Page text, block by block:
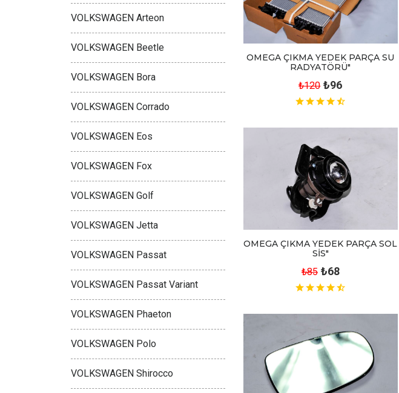
OMEGA ÇIKMA YEDEK PARÇA SU
RADYATÖRÜ"
₺120 ₺96
OMEGA ÇIKMA YEDEK PARÇA SOL
SİS"
₺85 ₺68
VOLKSWAGEN Arteon
VOLKSWAGEN Beetle
VOLKSWAGEN Bora
VOLKSWAGEN Corrado
VOLKSWAGEN Eos
VOLKSWAGEN Fox
VOLKSWAGEN Golf
VOLKSWAGEN Jetta
VOLKSWAGEN Passat
VOLKSWAGEN Passat Variant
VOLKSWAGEN Phaeton
VOLKSWAGEN Polo
VOLKSWAGEN Shirocco